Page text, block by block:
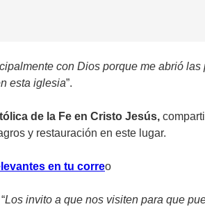
con Dios porque me abrió
esta iglesia”.
de la Fe en Cristo Jesús,
y restauración en este lugar.
en tu correo
Los invito a que nos visiten para que